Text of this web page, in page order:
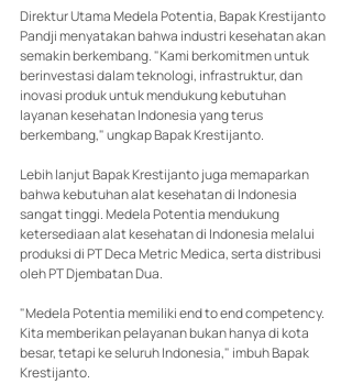
Direktur Utama Medela Potentia, Bapak Krestijanto
Pandji menyatakan bahwa industri kesehatan akan
semakin berkembang. "Kami berkomitmen untuk
berinvestasi dalam teknologi, infrastruktur, dan
inovasi produk untuk mendukung kebutuhan
layanan kesehatan Indonesia yang terus
berkembang," ungkap Bapak Krestijanto.
Lebih lanjut Bapak Krestijanto juga memaparkan
bahwa kebutuhan alat kesehatan di Indonesia
sangat tinggi. Medela Potentia mendukung
ketersediaan alat kesehatan di Indonesia melalui
produksi di PT Deca Metric Medica, serta distribusi
oleh PT Djembatan Dua.
"Medela Potentia memiliki end to end competency.
Kita memberikan pelayanan bukan hanya di kota
besar, tetapi ke seluruh Indonesia," imbuh Bapak
Krestijanto.